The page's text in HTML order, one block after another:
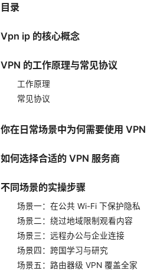
目录
Vpn ip 的核心概念
VPN 的工作原理与常见协议
工作原理
常见协议
你在日常场景中为何需要使用 VPN
如何选择合适的 VPN 服务商
不同场景的实操步骤
场景一：在公共 Wi-Fi 下保护隐私
场景二：绕过地域限制观看内容
场景三：远程办公与企业连接
场景四：跨国学习与研究
场景五：路由器级 VPN 覆盖全家